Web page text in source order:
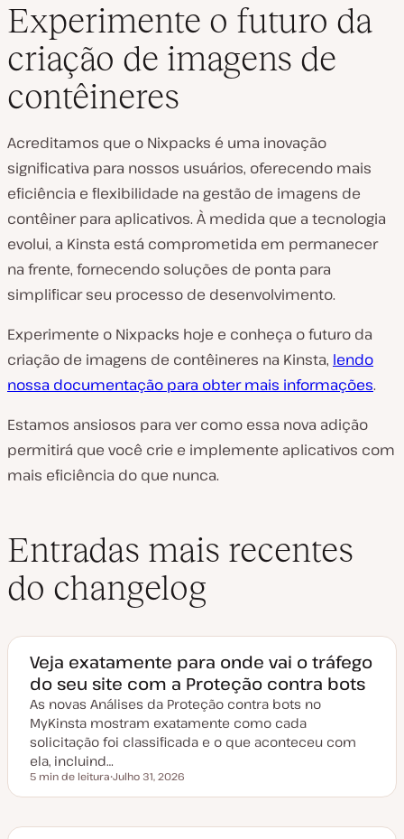
Experimente o futuro da
criação de imagens de
contêineres
Acreditamos que o Nixpacks é uma inovação
significativa para nossos usuários, oferecendo mais
eficiência e flexibilidade na gestão de imagens de
contêiner para aplicativos. À medida que a tecnologia
evolui, a Kinsta está comprometida em permanecer
na frente, fornecendo soluções de ponta para
simplificar seu processo de desenvolvimento.
Experimente o Nixpacks hoje e conheça o futuro da
criação de imagens de contêineres na Kinsta, lendo
nossa documentação para obter mais informações.
Estamos ansiosos para ver como essa nova adição
permitirá que você crie e implemente aplicativos com
mais eficiência do que nunca.
Entradas mais recentes
do changelog
Veja exatamente para onde vai o tráfego
do seu site com a Proteção contra bots
As novas Análises da Proteção contra bots no
MyKinsta mostram exatamente como cada
solicitação foi classificada e o que aconteceu com
ela, incluind…
Tempo de leitura
5 min de leitura
a
a
Julho 31, 2026